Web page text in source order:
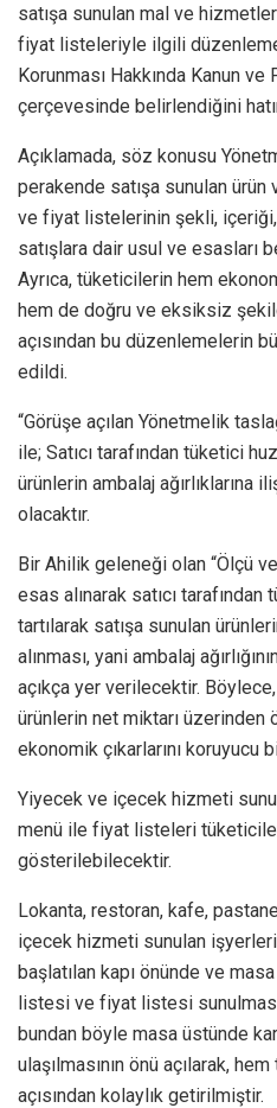
satışa sunulan mal ve
fiyat listeleriyle ilgili
Korunması Hakkında Kanun
çerçevesinde belirlendiğini
Açıklamada, söz konusu
perakende satışa sunulan
ve fiyat listelerinin şekli, içeriği,
satışlara dair usul ve esasları
Ayrıca, tüketicilerin hem
hem de doğru ve eksiksiz
açısından bu düzenlemelerin
edildi.
“Görüşe açılan Yönetmelik
ile; Satıcı tarafından tüketici
ürünlerin ambalaj ağırlıklarına
olacaktır.
Bir Ahilik geleneği olan “Ölçü
esas alınarak satıcı
tartılarak satışa sunulan
alınması, yani ambalaj
açıkça yer verilecektir.
ürünlerin net miktarı üzerinden
ekonomik çıkarlarını koruyucu
Yiyecek ve içecek hizmeti
menü ile fiyat listeleri
gösterilebilecektir.
Lokanta, restoran, kafe,
içecek hizmeti sunulan
başlatılan kapı önünde ve
listesi ve fiyat listesi sunulması
bundan böyle masa üstünde
ulaşılmasının önü açılarak,
açısından kolaylık getirilmiştir.